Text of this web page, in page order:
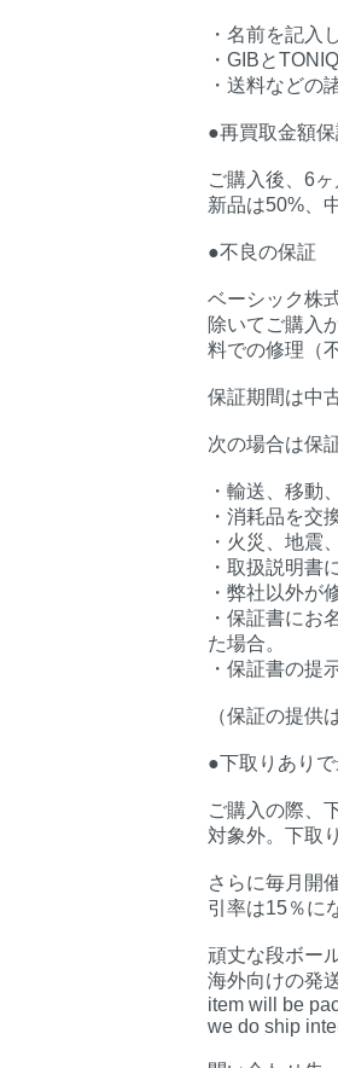
・名前を記入
・GIBと
・送料などの
●再買取金額保
ご購入後、6
新品は50%、
●不良の保証
ベーシック株
除いてご購入
料での修理（
保証期間は中
次の場合は保
・輸送、移動
・消耗品を交
・火災、地震
・取扱説明書
・弊社以外が
・保証書にお
た場合。
・保証書の提
（保証の提供
●下取りあり
ご購入の際、
対象外。下取
さらに毎月開
引率は15％に
頑丈な段ボー
海外向けの発
item will be
we do ship